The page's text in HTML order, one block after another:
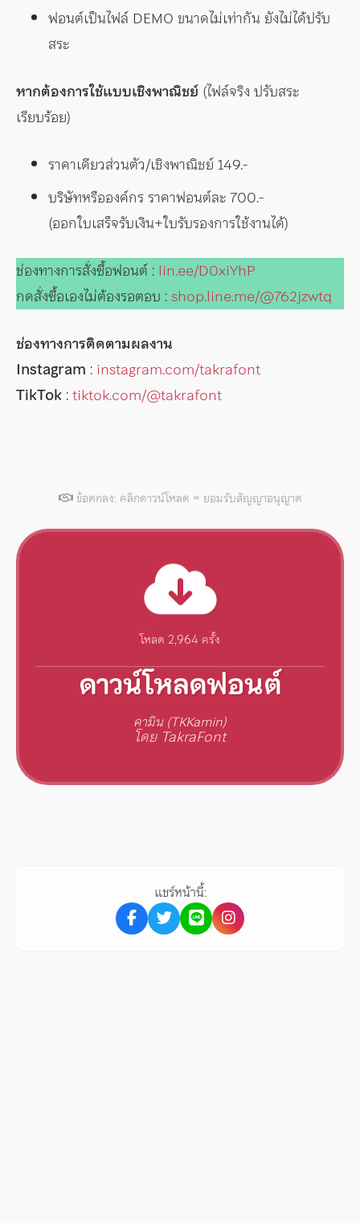
ฟอนต์เป็นไฟล์ DEMO ขนาดไม่เท่ากัน ยังไม่ได้ปรับ
สระ
หากต้องการใช้แบบเชิงพาณิชย์ (ไฟล์จริง ปรับสระ
เรียบร้อย)
ราคาเดียวส่วนตัว/เชิงพาณิชย์ 149.-
บริษัทหรือองค์กร ราคาฟอนต์ละ 700.-
(ออกใบเสร็จรับเงิน+ใบรับรองการใช้งานได้)
ช่องทางการสั่งซื้อฟอนต์ : lin.ee/D0xiYhP
กดสั่งซื้อเองไม่ต้องรอตอบ :shop.line.me/@762jzwtq
ช่องทางการติดตามผลงาน
Instagram : instagram.com/takrafont
TikTok :tiktok.com/@takrafont
ข้อตกลง: คลิกดาวน์โหลด = ยอมรับสัญญาอนุญาต
โหลด 2,964 ครั้ง
ดาวน์โหลดฟอนต์
คามิน (TKKamin)
โดย TakraFont
แชร์หน้านี้: